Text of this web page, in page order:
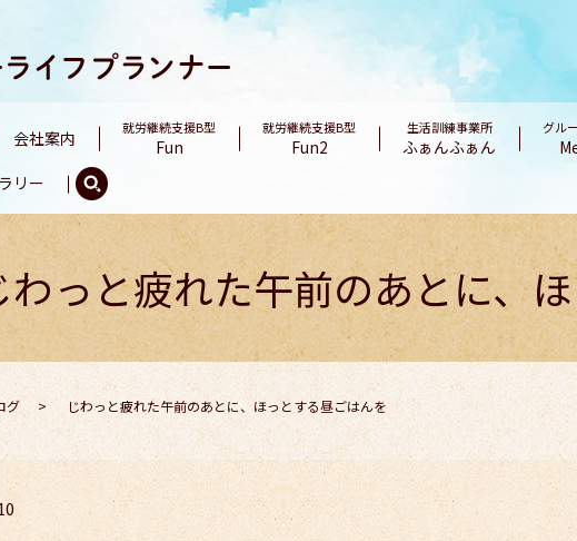
会社案内 就労継続支援B型
Fun
就労継続支援B型
Fun2
生活訓練事業所
ふぁんふぁん
グル
リー
わっと疲れた午前のあとに、
グ じわっと疲れた午前のあとに、ほっとする昼ごはんを